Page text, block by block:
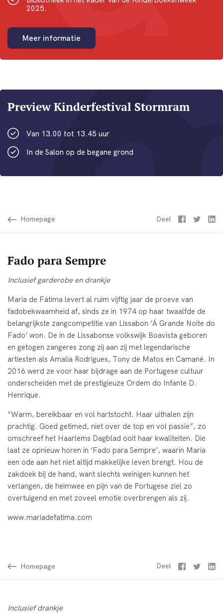
2025.
Meer informatie
Preview Kinderfestival Stormram
Van 13.00 tot 13.45 uur
In de Salon op de begane grond
Homepage Deel Facebook
Twitter
Fado para Sempre
Inclusief garderobe en drankje
Maria de Fátima levert al ruim vijftig jaar de proeve van
fadobekwaamheid af, sinds ze in 1974 op haar twaalfde de
belangrijkste zangcompetitie van Lissabon ‘Á Grande Noite do
Fado’ won. De in de Lissabonse volkswijk Boavista geboren
en getogen zangeres zong zij aan zij met legendarische
artiesten als Amalia Rodrigues, Tony de Matos en Camané. In
2016 werd ze voor haar bijdrage aan de Portugese cultuur
onderscheiden met de prestigieuze Ordem do Infante D.
Henrique.
“Warm, bereikbaar en vol hartstocht. Haar uithalen zijn
prachtig. Goed getimed, niet over de top en vol passie”, zo
omschreef het Haarlems Dagblad ooit haar kwaliteiten. Die
laat ze opnieuw horen in ‘Fado para Sempre’, waarin Maria
een ode aan het niet altijd makkelijke leven brengt. Hou de
zakdoek bij de hand, want slechts weinigen kunnen het
verlangen, de heimwee en pijn van de Portugese ziel zo
overtuigend en met zoveel emotie overbrengen als zij.
www.mariadefatima.com
Homepage Deel Facebook
Twitter
Inclusief drankje